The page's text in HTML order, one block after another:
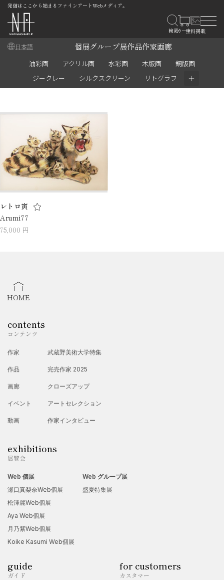
発信はここから始まるファインアートWebメディア。
日本語 個展グループ展作品作家画廊
油彩画 アクリル画 水彩画 木版画
銅版画
ジークレー
シルクスクリーン リトグラフ ＋
レトロ寅
Arumi77
75,000 円
HOME
contents
コンテンツ
作家
作品
画廊
イベント
動画
武蔵野美術大学特集
完売作家 2025
クローズアップ
アートセレクション
作家インタビュー
exhibitions
展覧会
Web 個展
瀬口真梨奈Web個展
松澤麗Web個展
Aya Web個展
月乃紫Web個展
Koike Kasumi Web個展
Web グループ展
盛夏特集展
guide
ガイド
for customers
カスタマー